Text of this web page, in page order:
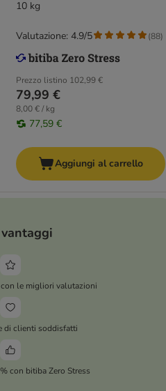
10 kg
Prezzo listino 102,99 €
79,99 €
8,00 € / kg
77,59 €
Valutazione: 4.9/5 (88)
Aggiungi al carrello
le migliori valutazioni
di clienti soddisfatti
con bitiba Zero Stress